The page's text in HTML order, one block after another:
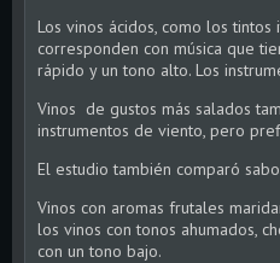
Los vinos ácidos, como los tintos
corresponden con música que
rápido y un tono alto. Los
Vinos de gustos más salados
instrumentos de viento, pero
El estudio también comparó
Vinos con aromas frutales
los vinos con tonos ahumados,
con un tono bajo.